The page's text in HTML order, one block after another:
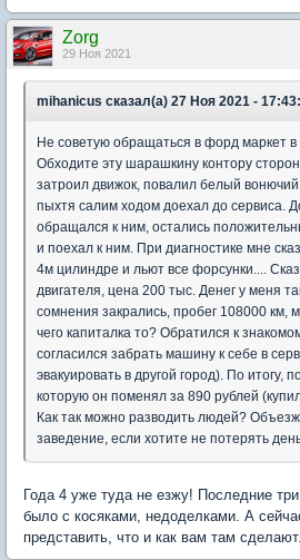
Zorg
29 Ноя 2021
mihanicus сказал(а) 27 Ноя 2021 - 17:43:
Не советую обращаться в форд маркет
Обходите эту шарашкину контору
затроил движок, повалил белый
пыхтя салим ходом доехал до сервиса.
обращался к ним, остались
и поехал к ним. При диагностике мне
4м цилиндре и льют все форсунки....
двигателя, цена 200 тыс. Денег у меня
сомнения закрались, пробег 108000 км,
чего капиталка то? Обратился к
согласился забрать машину к себе в
эвакуировать в другой город). По итогу,
которую он поменял за 890 рублей
Как так можно разводить людей?
заведение, если хотите не потерять
Года 4 уже туда не езжу! Последние
было с косяками, недоделками. А
представить, что и как вам там